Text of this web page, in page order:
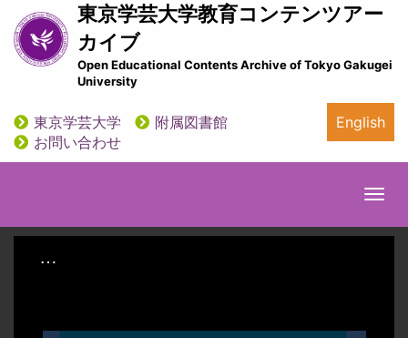
イ
ン
ン
ツ
東京学芸大学教育コンテンツアー
カイブ
Open Educational Contents Archive of Tokyo Gakugei
University
utility
東京学芸大学
附属図書館
お問い合わせ
English